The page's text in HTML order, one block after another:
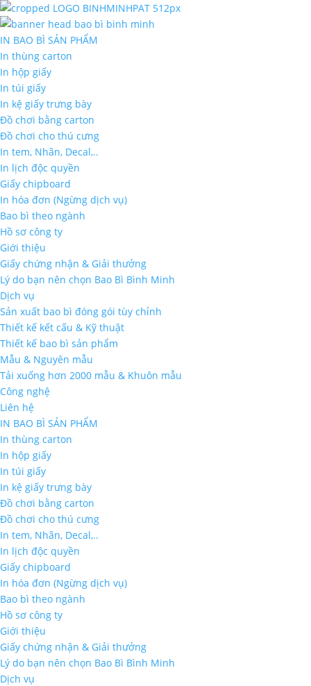
IN BAO BÌ SẢN PHẨM
In thùng carton
In hộp giấy
In túi giấy
In kệ giấy trưng bày
Đồ chơi bằng carton
Đồ chơi cho thú cưng
In tem, Nhãn, Decal,..
In lịch độc quyền
Giấy chipboard
In hóa đơn (Ngừng dịch vụ)
Bao bì theo ngành
Hồ sơ công ty
Giới thiệu
Giấy chứng nhận & Giải thưởng
Lý do bạn nên chọn Bao Bì Bình Minh
Dịch vụ
Sản xuất bao bì đóng gói tùy chỉnh
Thiết kế kết cấu & Kỹ thuật
Thiết kế bao bì sản phẩm
Mẫu & Nguyên mẫu
Tải xuống hơn 2000 mẫu & Khuôn mẫu
Công nghệ
Liên hệ
IN BAO BÌ SẢN PHẨM
In thùng carton
In hộp giấy
In túi giấy
In kệ giấy trưng bày
Đồ chơi bằng carton
Đồ chơi cho thú cưng
In tem, Nhãn, Decal,..
In lịch độc quyền
Giấy chipboard
In hóa đơn (Ngừng dịch vụ)
Bao bì theo ngành
Hồ sơ công ty
Giới thiệu
Giấy chứng nhận & Giải thưởng
Lý do bạn nên chọn Bao Bì Bình Minh
Dịch vụ